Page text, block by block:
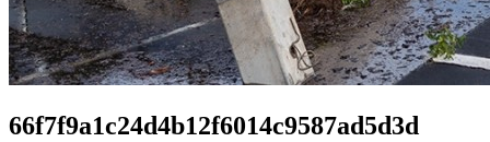
66f7f9a1c24d4b12f6014c9587ad5d3d